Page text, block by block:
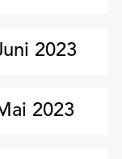
2023
2023